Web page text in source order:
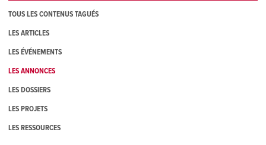
TOUS LES CONTENUS TAGUÉS
LES ARTICLES
LES ÉVÉNEMENTS
LES ANNONCES
LES DOSSIERS
LES PROJETS
LES RESSOURCES